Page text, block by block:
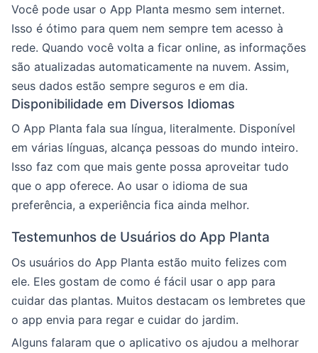
Você pode usar o App Planta mesmo sem internet.
Isso é ótimo para quem nem sempre tem acesso à
rede. Quando você volta a ficar online, as informações
são atualizadas automaticamente na nuvem. Assim,
seus dados estão sempre seguros e em dia.
Disponibilidade em Diversos Idiomas
O App Planta fala sua língua, literalmente. Disponível
em várias línguas, alcança pessoas do mundo inteiro.
Isso faz com que mais gente possa aproveitar tudo
que o app oferece. Ao usar o idioma de sua
preferência, a experiência fica ainda melhor.
Testemunhos de Usuários do App Planta
Os usuários do App Planta estão muito felizes com
ele. Eles gostam de como é fácil usar o app para
cuidar das plantas. Muitos destacam os lembretes que
o app envia para regar e cuidar do jardim.
Alguns falaram que o aplicativo os ajudou a melhorar